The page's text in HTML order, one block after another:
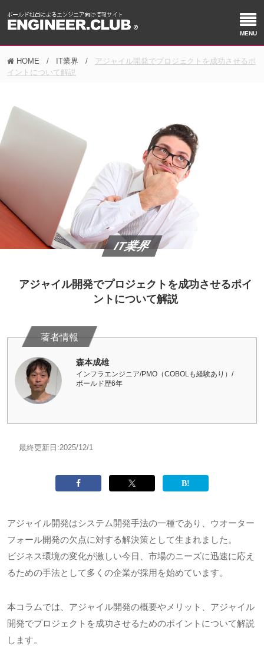
HOME IT業界
アジャイル開発でプロジェクトを成功させるポ
イントについて解説
IT業界
アジャイル開発でプロジェクトを成功させるポイ
ントについて解説
森本成雄
インフラエンジニア/PMO（COBOLも経験あり）/
ボールド歴6年
最終更新日:2025/12/1
アジャイル開発はシステム開発手法の一種であり、ウオーター
フォール開発の欠点に対する解決策として生まれました。
ビジネス環境の変化が激しい今日、市場のニーズに迅速に応え
るための手法として多くの企業が採用を始めています。
本コラムでは、アジャイル開発の概要やメリット、アジャイル
開発でプロジェクトを成功させるためのポイントについて解説
します。